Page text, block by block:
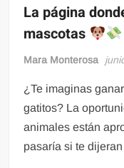
La página
mascotas
Mara Monterosa
¿Te imaginas
gatitos? La
animales están
pasaría si te